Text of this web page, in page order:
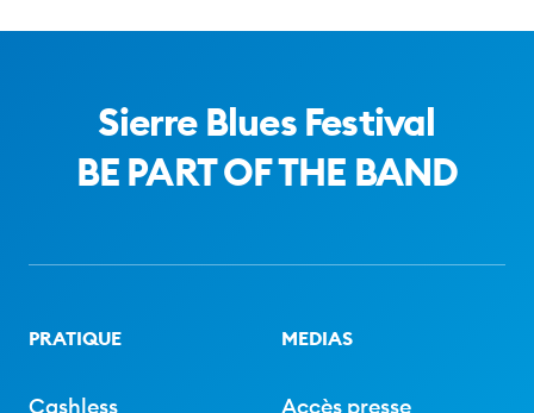
Sierre Blues Festival
BE PART OF THE BAND
PRATIQUE
Cashless
MEDIAS
Accès presse